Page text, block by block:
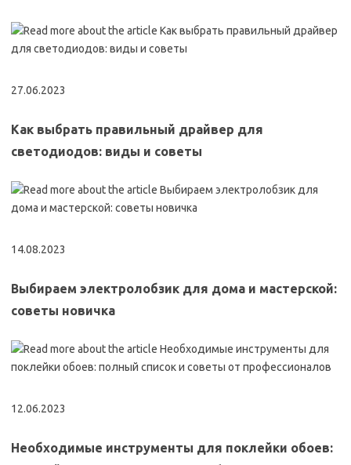
27.06.2023
Как выбрать правильный драйвер для
светодиодов: виды и советы
14.08.2023
Выбираем электролобзик для дома и мастерской:
советы новичка
12.06.2023
Необходимые инструменты для поклейки обоев: